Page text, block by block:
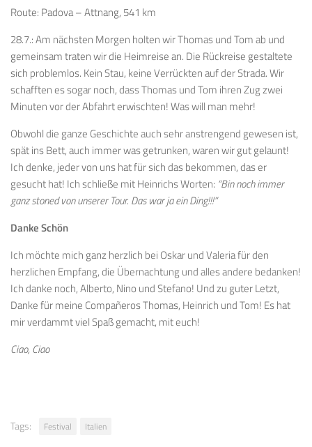
Route: Padova – Attnang, 541 km
28.7.: Am nächsten Morgen holten wir Thomas und Tom ab und
gemeinsam traten wir die Heimreise an. Die Rückreise gestaltete
sich problemlos. Kein Stau, keine Verrückten auf der Strada. Wir
schafften es sogar noch, dass Thomas und Tom ihren Zug zwei
Minuten vor der Abfahrt erwischten! Was will man mehr!
Obwohl die ganze Geschichte auch sehr anstrengend gewesen ist,
spät ins Bett, auch immer was getrunken, waren wir gut gelaunt!
Ich denke, jeder von uns hat für sich das bekommen, das er
gesucht hat! Ich schließe mit Heinrichs Worten: “Bin noch immer
ganz stoned von unserer Tour. Das war ja ein Ding!!!”
Danke Schön
Ich möchte mich ganz herzlich bei Oskar und Valeria für den
herzlichen Empfang, die Übernachtung und alles andere bedanken!
Ich danke noch, Alberto, Nino und Stefano! Und zu guter Letzt,
Danke für meine Compañeros Thomas, Heinrich und Tom! Es hat
mir verdammt viel Spaß gemacht, mit euch!
Ciao, Ciao
Tags: Festival Italien